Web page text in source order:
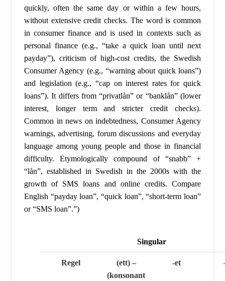
quickly, often the same day or within a few hours,
without extensive credit checks. The word is common
in consumer finance and is used in contexts such as
personal finance (e.g., “take a quick loan until next
payday”), criticism of high-cost credits, the Swedish
Consumer Agency (e.g., “warning about quick loans”)
and legislation (e.g., “cap on interest rates for quick
loans”). It differs from “privatlån” or “banklån” (lower
interest, longer term and stricter credit checks).
Common in news on indebtedness, Consumer Agency
warnings, advertising, forum discussions and everyday
language among young people and those in financial
difficulty. Etymologically compound of “snabb” +
“lån”, established in Swedish in the 2000s with the
growth of SMS loans and online credits. Compare
English “payday loan”, “quick loan”, “short-term loan”
or “SMS loan”.”)
Singular
Regel
(ett) –
(konsonant
-et